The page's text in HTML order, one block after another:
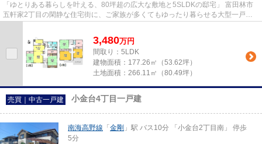
「ゆとりある暮らしを叶える、80坪超の広大な敷地と5SLDKの邸宅」 富田林市
五軒家2丁目の閑静な住宅街に、ご家族が多くてもゆったり暮らせる大型一戸建
3,480万円
間取り：5LDK
建物面積： 177.26㎡（53.62坪）
土地面積： 266.11㎡（80.49坪）
売買｜中古一戸建 小金台4丁目一戸建
南海高野線 「 金剛 」駅 バス10分 「小金台2丁目南」 停歩
5分